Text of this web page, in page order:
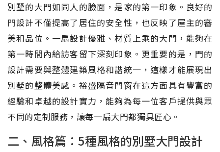
別墅的大門如同人的臉面，是家的第一印象。良好的
門設計不僅提高了居住的安全性，也反映了屋主的審
美和品位。一扇設計優雅、材質上乘的大門，能夠在
第一時間內給訪客留下深刻印象。更重要的是，門的
設計需要與整體建築風格和諧統一，這樣才能展現出
別墅的整體美感。裕盛隔音門窗在這方面具有豐富的
經驗和卓越的設計實力，能夠為每一位客戶提供與眾
不同的定制服務，讓每一扇大門都獨具匠心。
二、風格篇：5種風格的別墅大門設計